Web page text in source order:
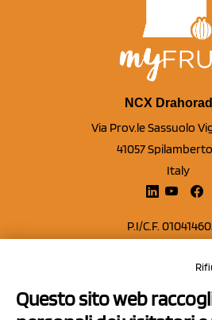
NCX
Via Prov.le Sassuolo
41057
Italy
P.I/C.F.
Capitale sociale Euro
Contatti
Questo sito web